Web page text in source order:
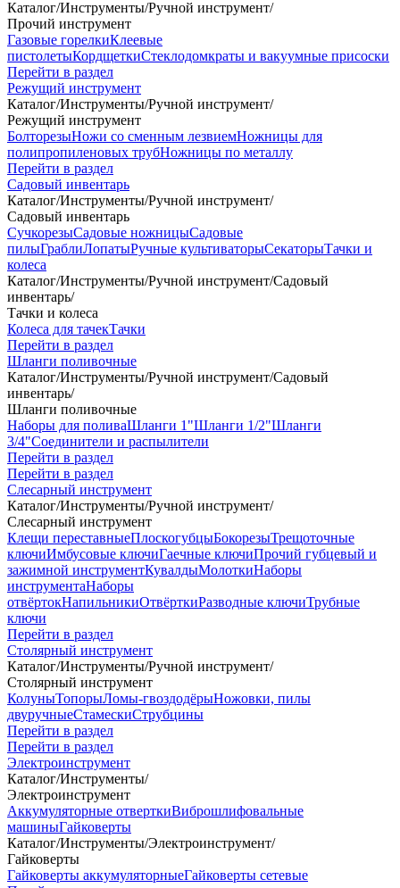
Каталог/Инструменты/Ручной инструмент/
Прочий инструмент
Газовые горелкиКлеевые
пистолетыКордщеткиСтеклодомкраты и вакуумные присоски
Перейти в раздел
Режущий инструмент
Каталог/Инструменты/Ручной инструмент/
Режущий инструмент
БолторезыНожи со сменным лезвиемНожницы для
полипропиленовых трубНожницы по металлу
Перейти в раздел
Садовый инвентарь
Каталог/Инструменты/Ручной инструмент/
Садовый инвентарь
СучкорезыСадовые ножницыСадовые
пилыГраблиЛопатыРучные культиваторыСекаторыТачки и
колеса
Каталог/Инструменты/Ручной инструмент/Садовый
инвентарь/
Тачки и колеса
Колеса для тачекТачки
Перейти в раздел
Шланги поливочные
Каталог/Инструменты/Ручной инструмент/Садовый
инвентарь/
Шланги поливочные
Наборы для поливаШланги 1"Шланги 1/2"Шланги
3/4"Соединители и распылители
Перейти в раздел
Перейти в раздел
Слесарный инструмент
Каталог/Инструменты/Ручной инструмент/
Слесарный инструмент
Клещи переставныеПлоскогубцыБокорезыТрещоточные
ключиИмбусовые ключиГаечные ключиПрочий губцевый и
зажимной инструментКувалдыМолоткиНаборы
инструментаНаборы
отвёртокНапильникиОтвёрткиРазводные ключиТрубные
ключи
Перейти в раздел
Столярный инструмент
Каталог/Инструменты/Ручной инструмент/
Столярный инструмент
КолуныТопорыЛомы-гвоздодёрыНожовки, пилы
двуручныеСтамескиСтрубцины
Перейти в раздел
Перейти в раздел
Электроинструмент
Каталог/Инструменты/
Электроинструмент
Аккумуляторные отверткиВиброшлифовальные
машиныГайковерты
Каталог/Инструменты/Электроинструмент/
Гайковерты
Гайковерты аккумуляторныеГайковерты сетевые